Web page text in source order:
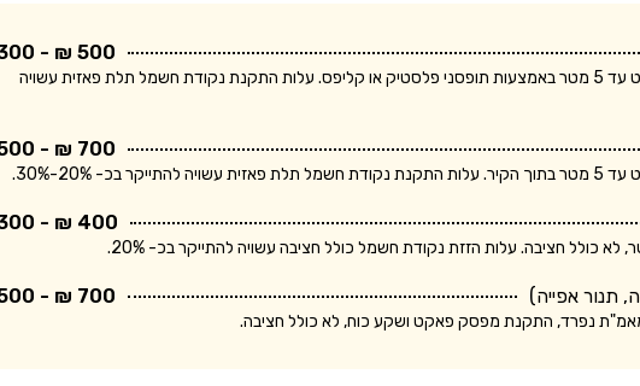
500 ₪ - 300 ₪
המחיר מתייחס לנקודת חשמל חד פאזית ולחיווט עד 5 מטר באמצעות תופסני פלסטיק או קליפס. עלות התקנת נקודת חשמל תלת פאזית עשויה
700 ₪ - 500 ₪
20%-30%.
400 ₪ - 300 ₪
תנור אפייה) 700 ₪ - 500 ₪
מאמ"ת נפרד, התקנת מפסק פאקט ושקע כוח, לא כולל חציבה.